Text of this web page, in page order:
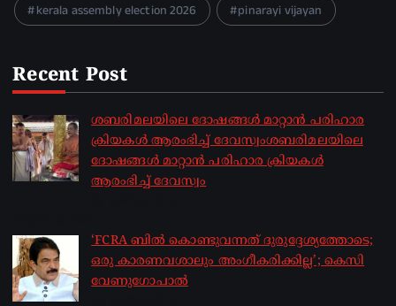
kerala assembly election 2026
pinarayi vijayan
Recent Post
ശബരിമലയിലെ ദോഷങ്ങൾ മാറ്റാൻ പരിഹാര
ക്രിയകൾ ആരംഭിച്ച് ദേവസ്വംശബരിമലയിലെ
ദോഷങ്ങൾ മാറ്റാൻ പരിഹാര ക്രിയകൾ
ആരംഭിച്ച് ദേവസ്വം
‘FCRA ബിൽ കൊണ്ടുവന്നത് ദുരുദ്ദേശ്യത്തോടെ;
ഒരു കാരണവശാലും അം​ഗീകരിക്കില്ല’; കെസി
വേണു​ഗോപാൽ